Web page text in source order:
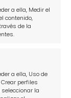
a ella, Medir el
contenido,
de la
a ella, Uso de
perfiles
la